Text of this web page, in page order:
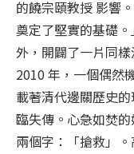
的饒宗頤教授 影響
奠定了堅實的基礎
外，開闢了一片同
2010 年，一個偶然
載著清代邊關歷史
臨失傳。心急如焚
兩個字：「搶救」